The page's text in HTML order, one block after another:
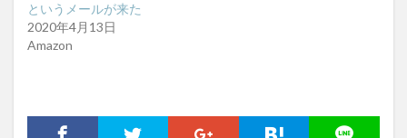
というメールが来た
2020年4月13日
Amazon